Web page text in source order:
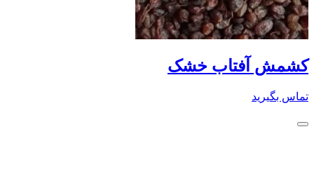
کشمش آفتاب خشک
تماس بگیرید